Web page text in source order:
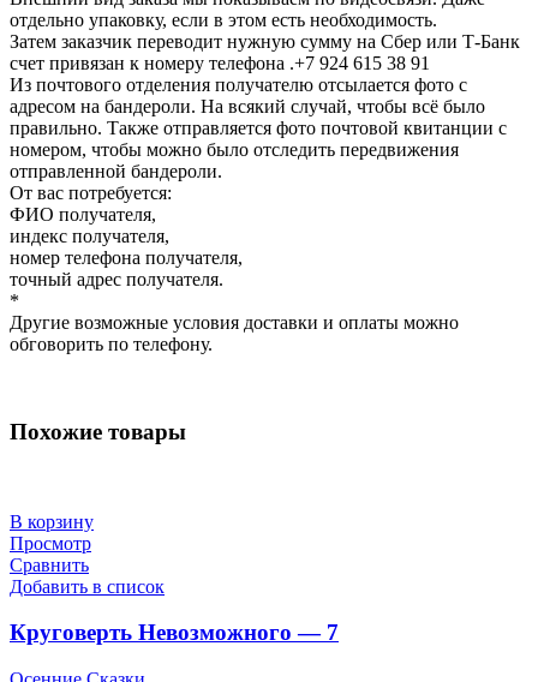
отдельно упаковку, если в этом есть необходимость.
Затем заказчик переводит нужную сумму на Сбер или Т-Банк
счет привязан к номеру телефона .+7 924 615 38 91
Из почтового отделения получателю отсылается фото с
адресом на бандероли. На всякий случай, чтобы всё было
правильно. Также отправляется фото почтовой квитанции с
номером, чтобы можно было отследить передвижения
отправленной бандероли.
От вас потребуется:
ФИО получателя,
индекс получателя,
номер телефона получателя,
точный адрес получателя.
*
Другие возможные условия доставки и оплаты можно
обговорить по телефону.
Похожие товары
В корзину
Просмотр
Сравнить
Добавить в список
Круговерть Невозможного — 7